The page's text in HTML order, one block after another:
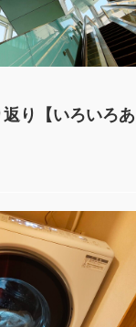
り【いろいろあ